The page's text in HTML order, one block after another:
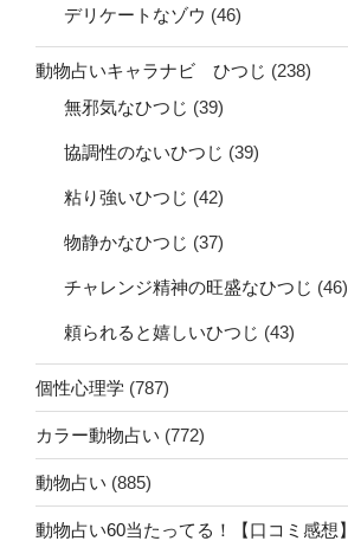
デリケートなゾウ (46)
動物占いキャラナビ ひつじ (238)
無邪気なひつじ (39)
協調性のないひつじ (39)
粘り強いひつじ (42)
物静かなひつじ (37)
チャレンジ精神の旺盛なひつじ (46)
頼られると嬉しいひつじ (43)
個性心理学 (787)
カラー動物占い (772)
動物占い (885)
動物占い60当たってる！【口コミ感想】